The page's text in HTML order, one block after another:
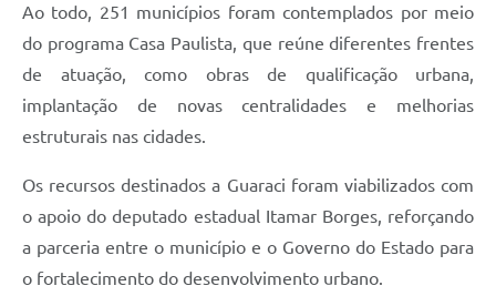
Ao todo, 251 municípios foram contemplados por meio
do programa Casa Paulista, que reúne diferentes frentes
de atuação, como obras de qualificação urbana,
implantação de novas centralidades e melhorias
estruturais nas cidades.
Os recursos destinados a Guaraci foram viabilizados com
o apoio do deputado estadual Itamar Borges, reforçando
a parceria entre o município e o Governo do Estado para
o fortalecimento do desenvolvimento urbano.